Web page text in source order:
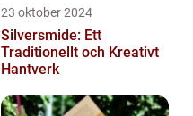
23 oktober 2024
Silversmide: Ett
Traditionellt och Kreativt
Hantverk